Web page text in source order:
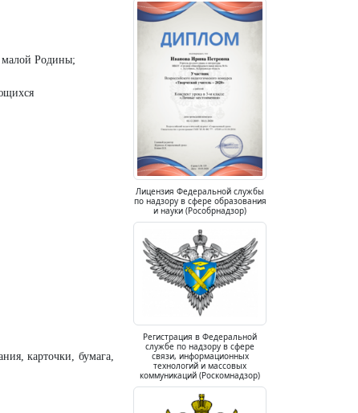
малой Родины;
карточки, бумага,
Лицензия Федеральной службы
по надзору в сфере образования
и науки (Рособрнадзор)
Регистрация в Федеральной
службе по надзору в сфере
связи, информационных
технологий и массовых
коммуникаций (Роскомнадзор)